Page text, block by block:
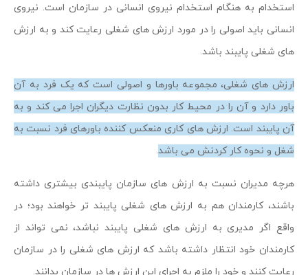
استخدام به هنگام استخدام نیروی انسانی در سازمان است. نیروی
انسانی باید اصولی را در مورد ارزش های شغلی رعایت کند و به ارزش
های شغلی پایبند باشد.
ارزش های شغلی، مجموعه باورها و اصولی است که یک فرد به آن
باور دارد و آن را در محیط کار بدون نظارت دیگران اجرا می کند و به
آن پایبند است. ارزش های کاری منعکس کننده باورهای فرد نسبت به
شغل و نحوه کار کردنش می باشد.
هرچه مدیران نسبت به ارزش های سازمان پایبندی بیشتری داشته
باشند، کارمندان هم به ارزش های شغلی پایبند تر خواهند بود؛ در
واقع اگر مدیری به ارزش های شغلی پایبند نباشد، نمی تواند از
کارمندان خود انتظار داشته باشد که ارزش های شغلی را در سازمان
رعایت کنند و خود را ملزم به اجرای این ارزش ها در سازمان بدانند.